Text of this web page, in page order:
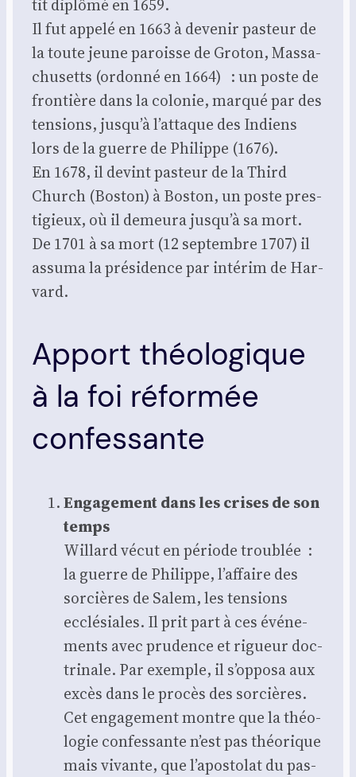
tit diplô­mé en 1659.
Il fut appe­lé en 1663 à deve­nir pas­teur de
la toute jeune paroisse de Gro­ton, Mas­sa­
chu­setts (ordon­né en 1664) : un poste de
fron­tière dans la colo­nie, mar­qué par des
ten­sions, jusqu’à l’attaque des Indiens
lors de la guerre de Phi­lippe (1676).
En 1678, il devint pas­teur de la Third
Church (Bos­ton) à Bos­ton, un poste pres­
ti­gieux, où il demeu­ra jusqu’à sa mort.
De 1701 à sa mort (12 sep­tembre 1707) il
assu­ma la pré­si­dence par inté­rim de Har­
vard.
Apport théologique
à la foi réformée
confessante
Enga­ge­ment dans les crises de son
temps
Willard vécut en période trou­blée :
la guerre de Phi­lippe, l’affaire des
sor­cières de Salem, les ten­sions
ecclé­siales. Il prit part à ces évé­ne­
ments avec pru­dence et rigueur doc­
tri­nale. Par exemple, il s’opposa aux
excès dans le pro­cès des sor­cières.
Cet enga­ge­ment montre que la théo­
lo­gie confes­sante n’est pas théo­rique
mais vivante, que l’apostolat du pas­